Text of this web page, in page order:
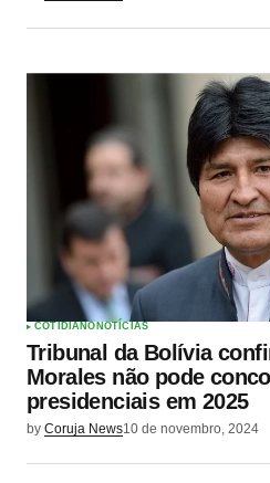
COTIDIANO NOTÍCIAS
Tribunal da Bolívia
Morales não pode
presidenciais em 2025
by Coruja News10 de novembro, 2024